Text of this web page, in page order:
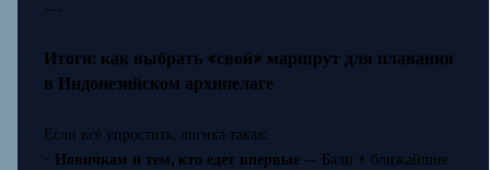
---
Итоги: как выбрать «свой» маршрут для плавания
в Индонезийском архипелаге
Если всё упростить, логика такая:
- Новичкам и тем, кто едет впервые— Бали + ближайшие